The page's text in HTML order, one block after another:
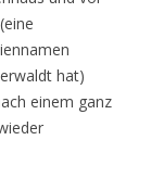
hat)
einem ganz